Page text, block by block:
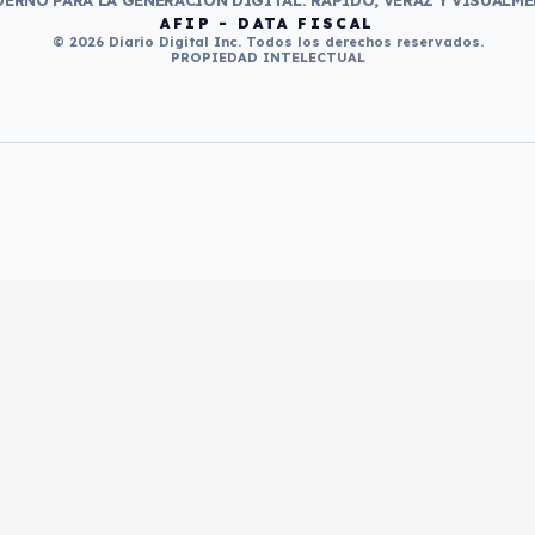
AFIP - DATA FISCAL
© 2026 Diario Digital Inc. Todos los derechos reservados.
PROPIEDAD INTELECTUAL